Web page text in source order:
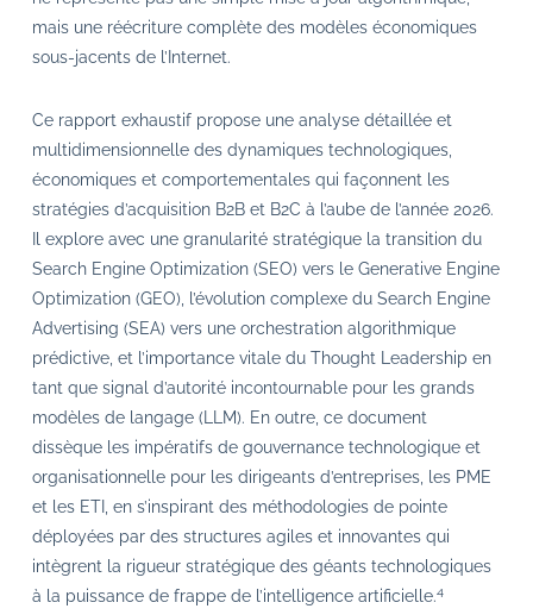
mais une réécriture complète des modèles économiques
sous-jacents de l’Internet.
Ce rapport exhaustif propose une analyse détaillée et
multidimensionnelle des dynamiques technologiques,
économiques et comportementales qui façonnent les
stratégies d’acquisition B2B et B2C à l’aube de l’année 2026.
Il explore avec une granularité stratégique la transition du
Search Engine Optimization (SEO) vers le Generative Engine
Optimization (GEO), l’évolution complexe du Search Engine
Advertising (SEA) vers une orchestration algorithmique
prédictive, et l’importance vitale du Thought Leadership en
tant que signal d’autorité incontournable pour les grands
modèles de langage (LLM). En outre, ce document
dissèque les impératifs de gouvernance technologique et
organisationnelle pour les dirigeants d’entreprises, les PME
et les ETI, en s’inspirant des méthodologies de pointe
déployées par des structures agiles et innovantes qui
intègrent la rigueur stratégique des géants technologiques
à la puissance de frappe de l’intelligence artificielle.4